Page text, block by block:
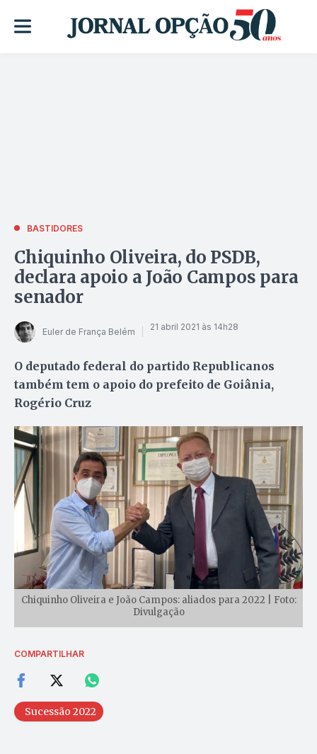
BASTIDORES
Chiquinho Oliveira, do PSDB,
declara apoio a João Campos para
senador
Euler de França Belém 21 abril 2021 às 14h28
O deputado federal do partido Republicanos
também tem o apoio do prefeito de Goiânia,
Rogério Cruz
Chiquinho Oliveira e João Campos: aliados para 2022 | Foto:
Divulgação
COMPARTILHAR
Sucessão 2022